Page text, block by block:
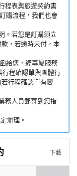
程表與旅遊契約書
購流程，我們也會
。若您是訂購須立
，若逾時未付，本
給您，經專屬服務
程確認單與團體行
行程確認單有變
務人員郵寄到您指
辦理。
下載